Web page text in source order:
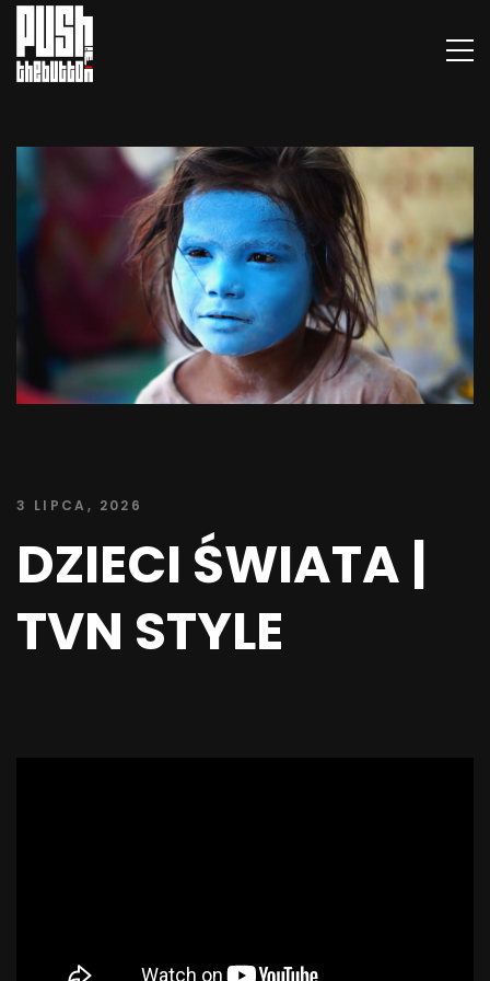
3 LIPCA, 2026
DZIECI ŚWIATA |
TVN STYLE